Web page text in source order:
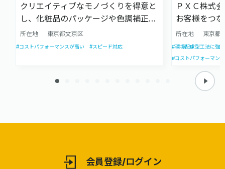
クリエイティブなモノづくりを得意と
し、化粧品のパッケージや色調補正を
伴う案件に強い企業です。企画立案か
らデザイン、製版、印刷加工までをワ
所在地 東京都文京区
#コストパフォーマンスが高い #スピード対応
ＰＸＣ株式
お客様をつ
企業理念の
事業を続け
もPOPを中
に提供して
所在地 東京都
#環境配慮型工法に強い
#コストパフォーマン
会員登録/ログイン